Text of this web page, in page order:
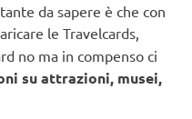
da sapere è che con
le Travelcards,
no ma in compenso ci
su attrazioni, musei,